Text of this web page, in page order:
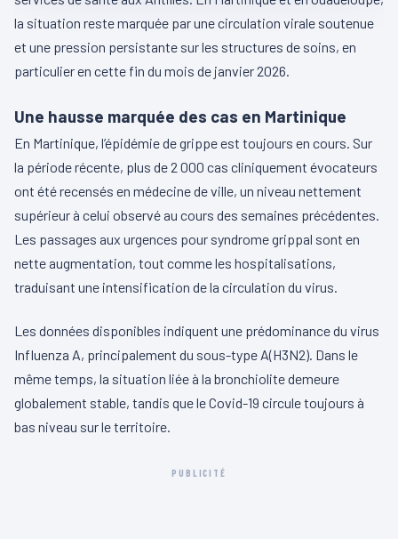
la situation reste marquée par une circulation virale soutenue
et une pression persistante sur les structures de soins, en
particulier en cette fin du mois de janvier 2026.
Une hausse marquée des cas en Martinique
En Martinique, l’épidémie de grippe est toujours en cours. Sur
la période récente, plus de 2 000 cas cliniquement évocateurs
ont été recensés en médecine de ville, un niveau nettement
supérieur à celui observé au cours des semaines précédentes.
Les passages aux urgences pour syndrome grippal sont en
nette augmentation, tout comme les hospitalisations,
traduisant une intensification de la circulation du virus.
Les données disponibles indiquent une prédominance du virus
Influenza A, principalement du sous-type A(H3N2). Dans le
même temps, la situation liée à la bronchiolite demeure
globalement stable, tandis que le Covid-19 circule toujours à
bas niveau sur le territoire.
PUBLICITÉ